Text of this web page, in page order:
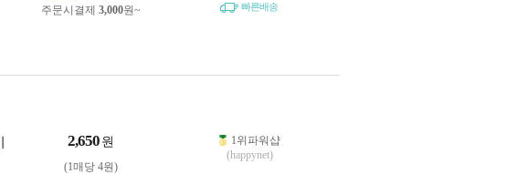
주문시결제 3,000원~
빠른배송
2,650 원
(1매당 4원)
1위파워샵
(happynet)